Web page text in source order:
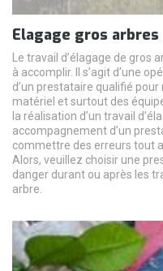
Elagage gros arbres
Le travail d’élagage de gros
à accomplir. Il s’agit d’une
d’un prestataire qualifié
matériel et surtout des
la réalisation d’un travail
accompagnement d’un
commettre des erreurs tout
Alors, veuillez choisir une
danger durant ou après les
arbre.